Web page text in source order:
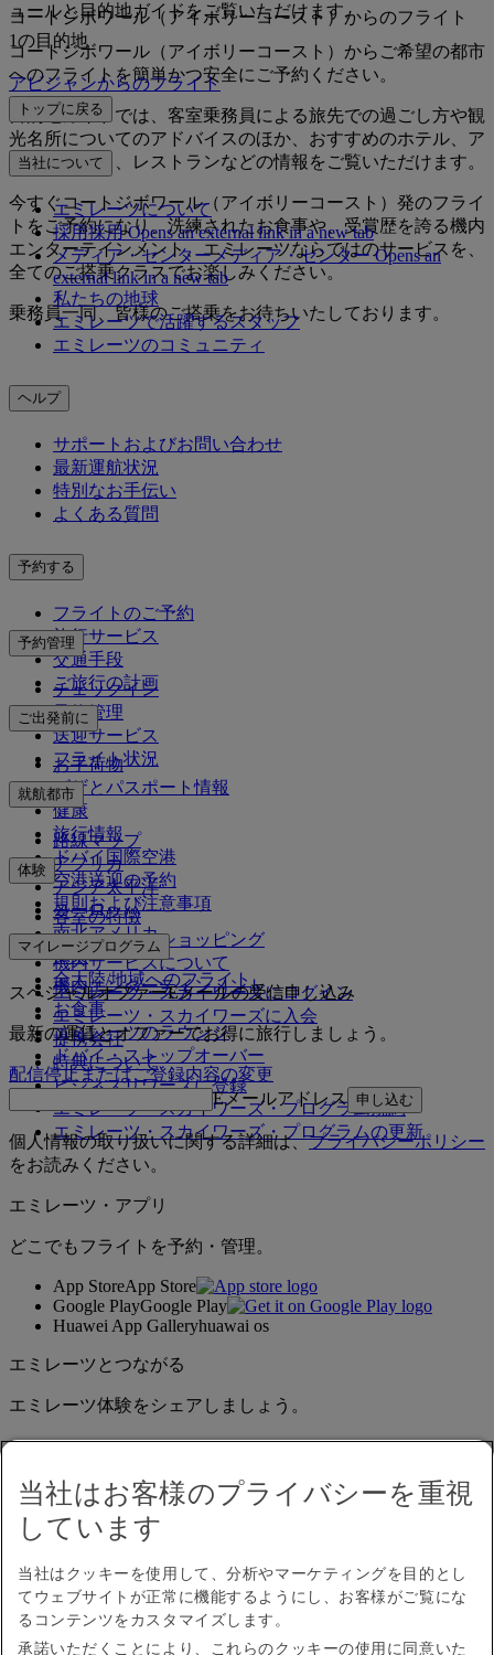
ュールと目的地ガイドをご覧いただけます。
コートジボワール（アイボリーコースト）からご希望の都市
へのフライトを簡単かつ安全にご予約ください。
目的地ガイドでは、客室乗務員による旅先での過ごし方や観
光名所についてのアドバイスのほか、おすすめのホテル、ア
クティビティ、レストランなどの情報をご覧いただけます。
今すぐコートジボワール（アイボリーコースト）発のフライ
トをご予約になり、洗練されたお食事や、受賞歴を誇る機内
エンターテインメント、エミレーツならではのサービスを、
全てのご搭乗クラスでお楽しみください。
乗務員一同、皆様のご搭乗をお待ちいたしております。
コートジボワール（アイボリーコースト）からのフライト
1の目的地
アビジャンからのフライト
トップに戻る
当社について
エミレーツについて
採用採用 Opens an external link in a new tab
メディア・センターメディア・センター Opens an
external link in a new tab
私たちの地球
エミレーツで活躍するスタッフ
エミレーツのコミュニティ
ヘルプ
サポートおよびお問い合わせ
最新運航状況
特別なお手伝い
よくある質問
予約する
フライトのご予約
旅行サービス
交通手段
ご旅行の計画
予約管理
チェックイン
予約管理
送迎サービス
フライト状況
ご出発前に
お手荷物
ビザとパスポート情報
健康
旅行情報
ドバイ国際空港
空港送迎の予約
規則および注意事項
就航都市
路線マップ
アフリカ
アジア太平洋
ヨーロッパ
南北アメリカ
中東
全大陸/地域へのフライト
体験
客室の特徴
エミレーツでショッピング
機内サービスについて
機内エンターテインメント
お食事
エミレーツのラウンジ
ドバイ・ストップオーバー
マイレージプログラム
エミレーツ・スカイワーズにログイン
エミレーツ・スカイワーズに入会
提携会社
特典について
ビジネスリワーズに登録
エミレーツ・スカイワーズ・プログラム規約
エミレーツ・スカイワーズ・プログラムの更新
スペシャルオファーEメールの受信申し込み
最新の運賃とオファーでお得に旅行しましょう。
配信停止またはご登録内容の変更
Eメールアドレス 申し込む
個人情報の取り扱いに関する詳細は、プライバシーポリシー
をお読みください。
エミレーツ・アプリ
どこでもフライトを予約・管理。
App StoreApp Store
Google PlayGoogle Play
Huawei App Galleryhuawai os
エミレーツとつながる
エミレーツ体験をシェアしましょう。
アクセシビリティ
お問い合わせ
プライバシーポリシー
当社はお客様のプライバシーを重視
しています
当社はクッキーを使用して、分析やマーケティングを目的とし
てウェブサイトが正常に機能するようにし、お客様がご覧にな
るコンテンツをカスタマイズします。
承諾いただくことにより、これらのクッキーの使用に同意いた